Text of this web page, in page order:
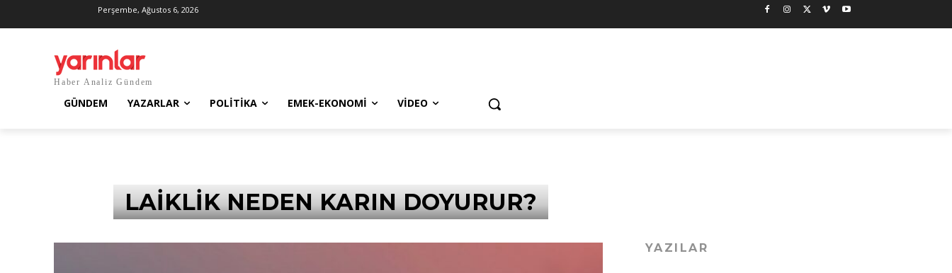
Perşembe, Ağustos 6, 2026
Haber Analiz Gündem
GÜNDEM YAZARLAR POLITIKA EMEK-EKONOMI VIDEO
LAİKLİK NEDEN KARIN DOYURUR?
YAZILAR